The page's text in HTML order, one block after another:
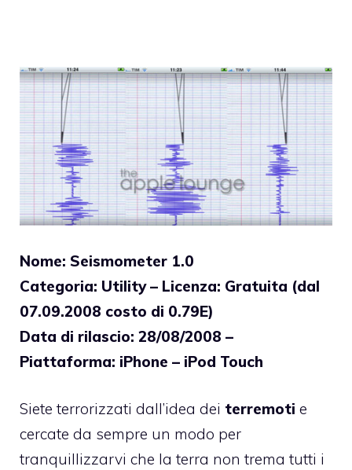
Nome: Seismometer 1.0
Categoria: Utility – Licenza: Gratuita (dal
07.09.2008 costo di 0.79E)
Data di rilascio: 28/08/2008 –
Piattaforma: iPhone – iPod Touch
Siete terrorizzati dall’idea dei terremoti e
cercate da sempre un modo per
tranquillizzarvi che la terra non trema tutti i